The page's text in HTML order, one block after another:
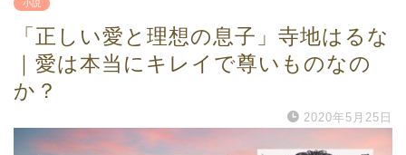
小説
「正しい愛と理想の息子」寺地はるな
｜愛は本当にキレイで尊いものなの
か？
2020年5月25日